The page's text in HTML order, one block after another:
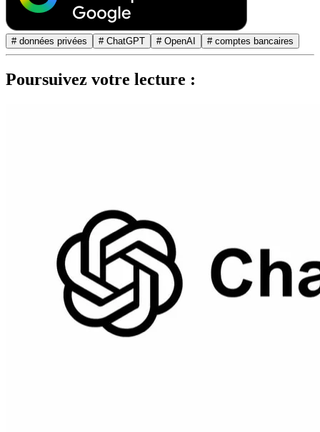
# données privées # ChatGPT # OpenAI # comptes bancaires
Poursuivez votre lecture :